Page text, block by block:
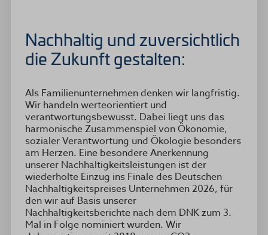
Nachhaltig und zuversichtlich
die Zukunft gestalten:
Als Familienunternehmen denken wir langfristig.
Wir handeln werteorientiert und
verantwortungsbewusst. Dabei liegt uns das
harmonische Zusammenspiel von Ökonomie,
sozialer Verantwortung und Ökologie besonders
am Herzen. Eine besondere Anerkennung
unserer Nachhaltigkeitsleistungen ist der
wiederholte Einzug ins Finale des Deutschen
Nachhaltigkeitspreises Unternehmen 2026, für
den wir auf Basis unserer
Nachhaltigkeitsberichte nach dem DNK zum 3.
Mal in Folge nominiert wurden. Wir